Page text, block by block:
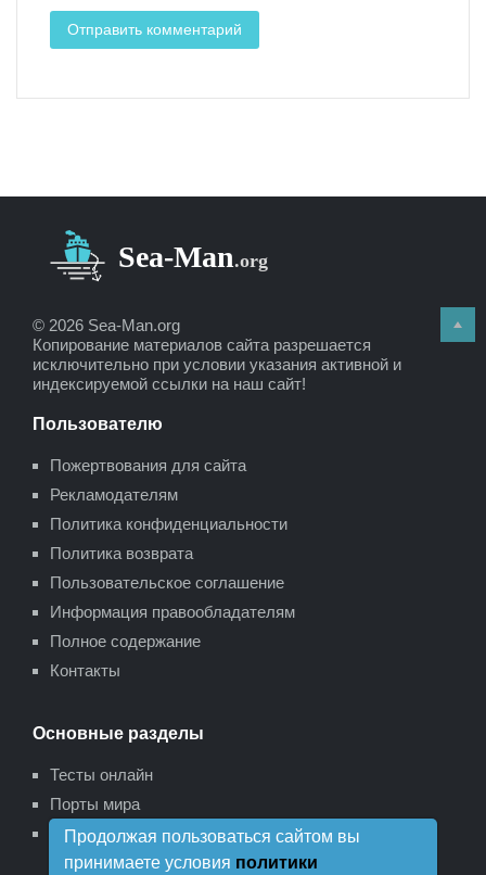
© 2026 Sea-Man.org
Копирование материалов сайта разрешается
исключительно при условии указания активной и
индексируемой ссылки на наш сайт!
Пользователю
Пожертвования для сайта
Рекламодателям
Политика конфиденциальности
Политика возврата
Пользовательское соглашение
Информация правообладателям
Полное содержание
Контакты
Основные разделы
Тесты онлайн
Порты мира
Карта сайта
Продолжая пользоваться сайтом вы
принимаете условия политики